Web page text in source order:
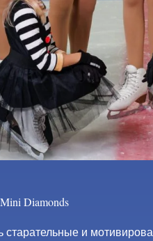
Diamonds
и